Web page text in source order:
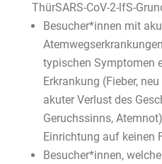
ThürSARS-CoV-2-lfS-
Besucher*innen mit
typischen Symptomen
Erkrankung (Fieber,
akuter Verlust des
Geruchssinns,
Einrichtung auf keinen
Besucher*innen,